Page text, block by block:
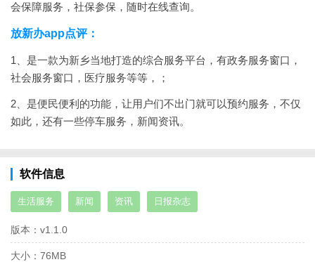
会保障服务，社保参保，随时在线查询。
放新办app点评：
1、是一款为新乡当地打造的综合服务平台，有政务服务窗口，
社会服务窗口，医疗服务等等，；
2、是便民便利的功能，让用户们不出门就可以预约服务，不仅
如此，还有一些停车服务，新闻资讯。
软件信息
生活服务 新闻 资讯 日报杂志
版本： v1.1.0
大小： 76MB